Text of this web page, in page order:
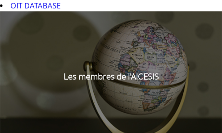
OIT DATABASE
Les membres de l'AICESIS